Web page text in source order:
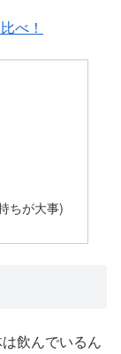
べ！
ちが大事)
飲んでいるん